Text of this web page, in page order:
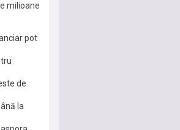
milioane
pot
de
la